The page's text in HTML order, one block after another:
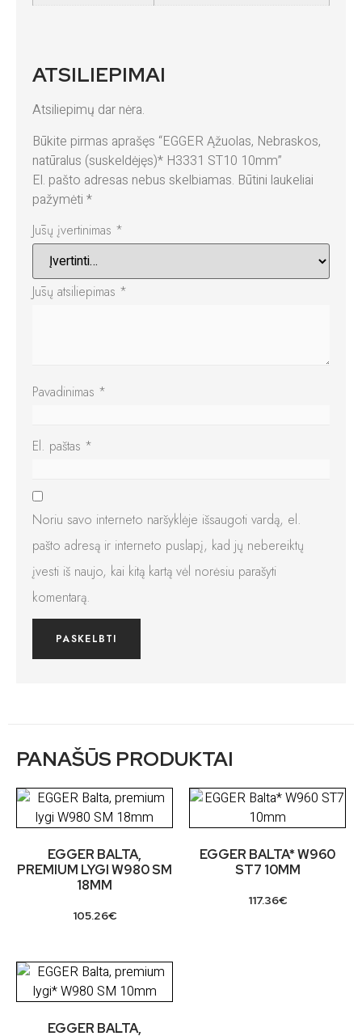
ATSILIEPIMAI
Atsiliepimų dar nėra.
Būkite pirmas aprašęs “EGGER Ąžuolas, Nebraskos,
natūralus (suskeldėjęs)* H3331 ST10 10mm”
El. pašto adresas nebus skelbiamas. Būtini laukeliai
pažymėti *
Jūsų įvertinimas *
Jūsų atsiliepimas *
Pavadinimas *
El. paštas *
Noriu savo interneto naršyklėje išsaugoti vardą, el.
pašto adresą ir interneto puslapį, kad jų nebereiktų
įvesti iš naujo, kai kitą kartą vėl norėsiu parašyti
komentarą.
PANAŠŪS PRODUKTAI
EGGER BALTA,
PREMIUM LYGI W980 SM
18MM
105.26€
EGGER BALTA* W960
ST7 10MM
117.36€
EGGER BALTA,